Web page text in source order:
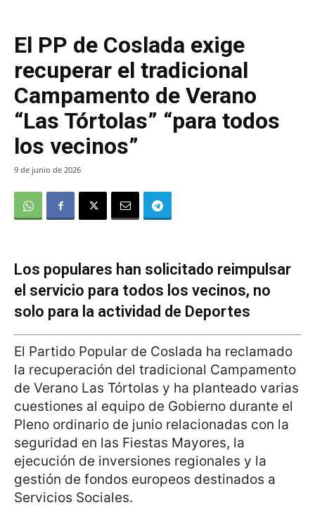
El PP de Coslada exige
recuperar el tradicional
Campamento de Verano
“Las Tórtolas” “para todos
los vecinos”
9 de junio de 2026
Los populares han solicitado reimpulsar
el servicio para todos los vecinos, no
solo para la actividad de Deportes
El Partido Popular de Coslada ha reclamado
la recuperación del tradicional Campamento
de Verano Las Tórtolas y ha planteado varias
cuestiones al equipo de Gobierno durante el
Pleno ordinario de junio relacionadas con la
seguridad en las Fiestas Mayores, la
ejecución de inversiones regionales y la
gestión de fondos europeos destinados a
Servicios Sociales.